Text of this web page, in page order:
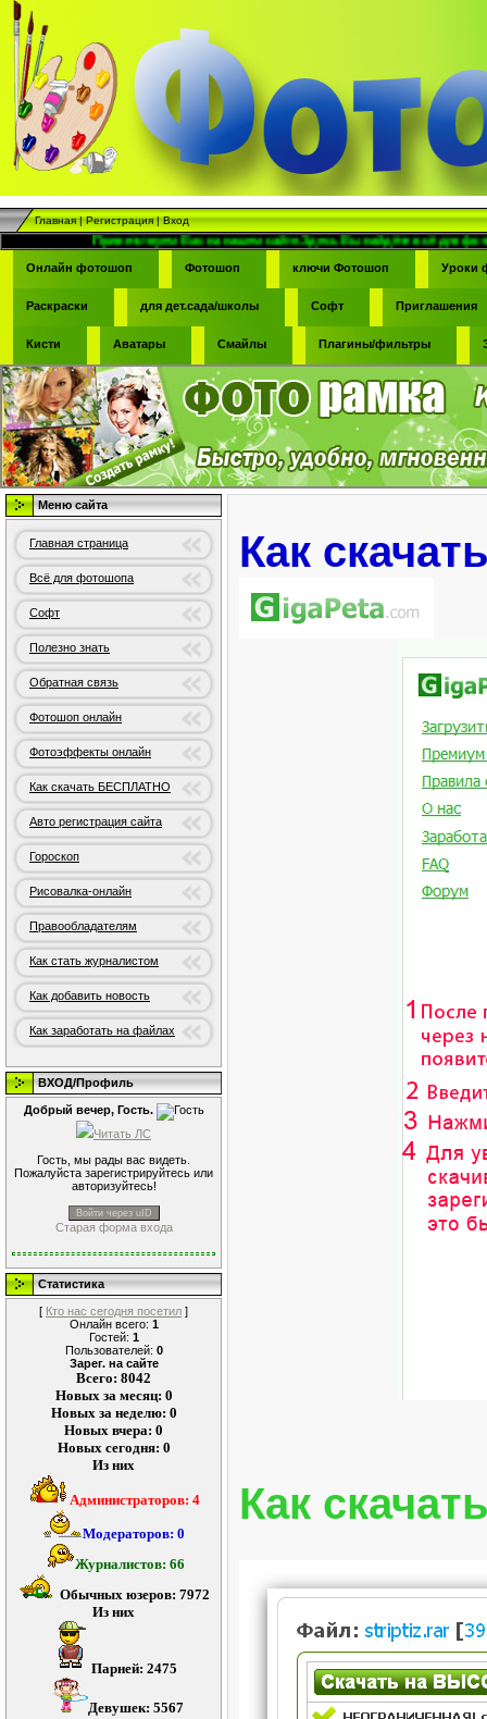
Главная|Регистрация|Вход
Приветствуем Вас на нашем сайте.Здесь Вы найдёте всё для фотомонтажа
Онлайн фотошоп
Фотошоп ключи Фотошоп Уроки
Раскраски для дет.сада/школы Софт Приглашения
Кисти Аватары Смайлы Плагины/фильтры
Меню сайта
Главная страница
Всё для фотошопа
Софт
Полезно знать
Обратная связь
Фотошоп онлайн
Фотоэффекты онлайн
Как скачать БЕСПЛАТНО
Авто регистрация сайта
Гороскоп
Рисовалка-онлайн
Правообладателям
Как стать журналистом
Как добавить новость
Как заработать на файлах
ВХОД/Профиль
Добрый вечер, Гость.
Читать ЛС
Гость, мы рады вас видеть.
Пожалуйста зарегистрируйтесь или
авторизуйтесь!
Войти через uID
Старая форма входа
Статистика
[ Кто нас сегодня посетил ]
Онлайн всего: 1
Гостей: 1
Пользователей: 0
Зарег. на сайте
Всего: 8042
Новых за месяц: 0
Новых за неделю: 0
Новых вчера: 0
Новых сегодня: 0
Из них
Администраторов: 4
Модераторов: 0
Журналистов: 66
Обычных юзеров: 7972
Из них
Парней: 2475
Девушек: 5567
Как
Как